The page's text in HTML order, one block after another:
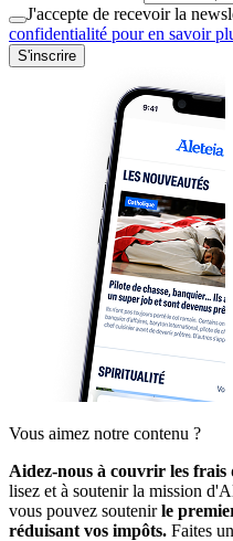
J'accepte de recevoir la
confidentialité pour en savoir
S'inscrire
Vous aimez notre contenu ?
Aidez-nous à couvrir les frais
lisez et à soutenir la mission
vous pouvez soutenirle
réduisant vos impôts. Faites